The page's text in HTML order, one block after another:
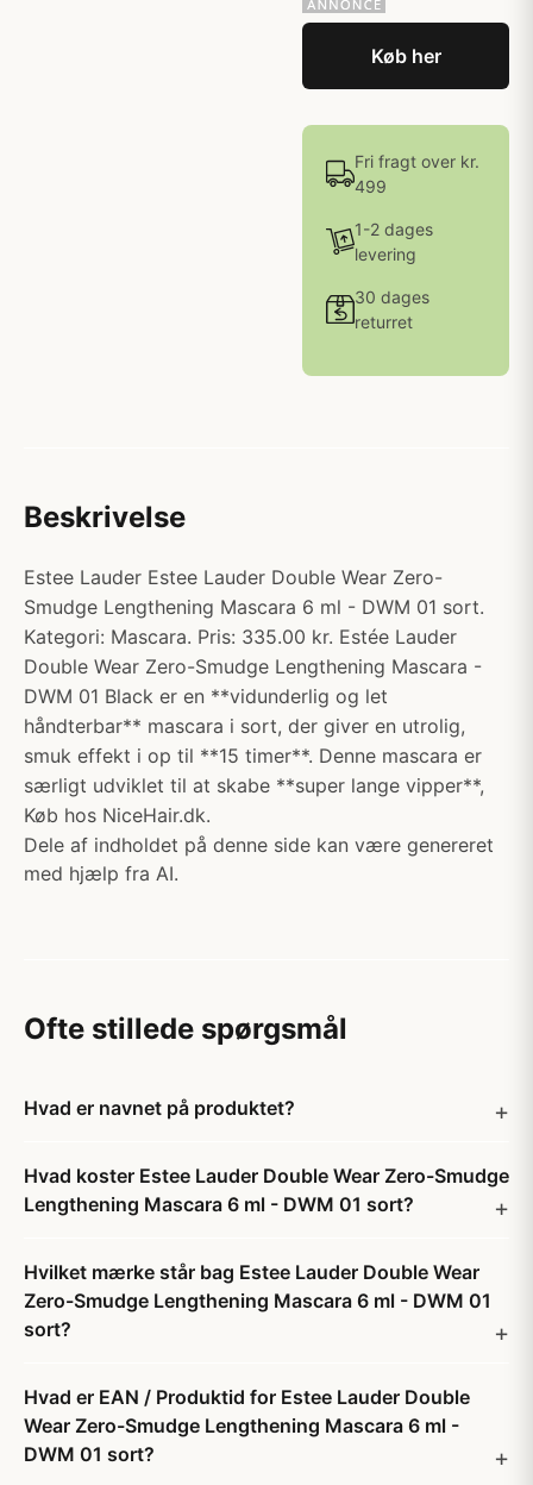
Køb her
Fri fragt over kr.
499
1-2 dages
levering
30 dages
returret
Beskrivelse
Estee Lauder Estee Lauder Double Wear Zero-
Smudge Lengthening Mascara 6 ml - DWM 01 sort.
Kategori: Mascara. Pris: 335.00 kr. Estée Lauder
Double Wear Zero-Smudge Lengthening Mascara -
DWM 01 Black er en **vidunderlig og let
håndterbar** mascara i sort, der giver en utrolig,
smuk effekt i op til **15 timer**. Denne mascara er
særligt udviklet til at skabe **super lange vipper**,
Køb hos NiceHair.dk.
Dele af indholdet på denne side kan være genereret
med hjælp fra AI.
Ofte stillede spørgsmål
Hvad er navnet på produktet?
Hvad koster Estee Lauder Double Wear Zero-Smudge
Lengthening Mascara 6 ml - DWM 01 sort?
Hvilket mærke står bag Estee Lauder Double Wear
Zero-Smudge Lengthening Mascara 6 ml - DWM 01
sort?
Hvad er EAN / Produktid for Estee Lauder Double
Wear Zero-Smudge Lengthening Mascara 6 ml -
DWM 01 sort?